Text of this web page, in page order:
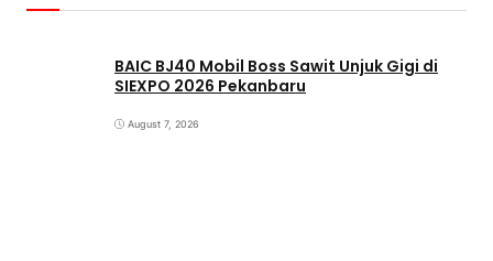
BAIC BJ40 Mobil Boss Sawit Unjuk Gigi di
SIEXPO 2026 Pekanbaru
August 7, 2026